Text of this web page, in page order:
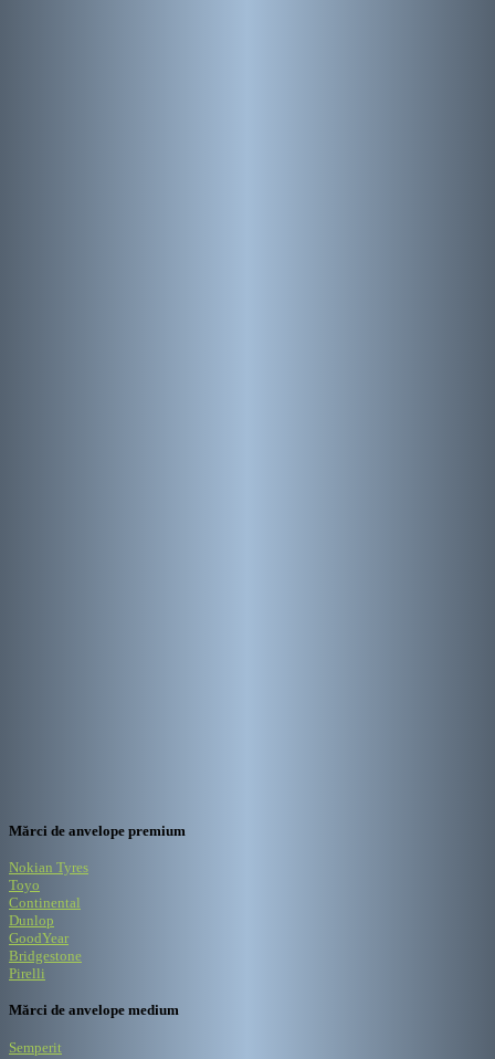
Mărci de anvelope premium
Nokian Tyres
Toyo
Continental
Dunlop
GoodYear
Bridgestone
Pirelli
Mărci de anvelope medium
Semperit